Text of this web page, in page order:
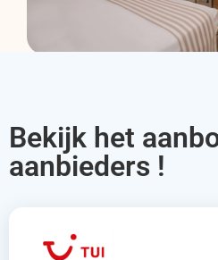
Bekijk het
aanbieders !